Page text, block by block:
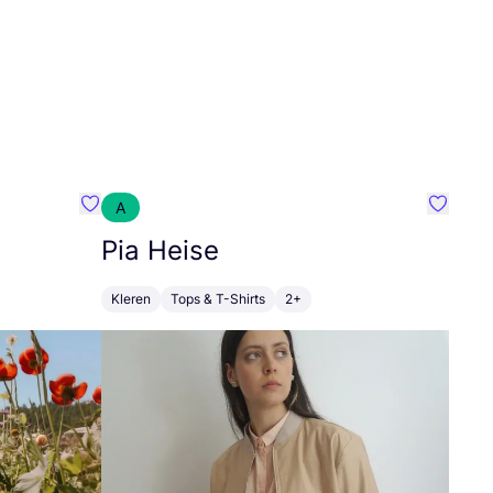
Favoriete {naam}
A
Pia Heise
Kleren Tops & T-Shirts 2+